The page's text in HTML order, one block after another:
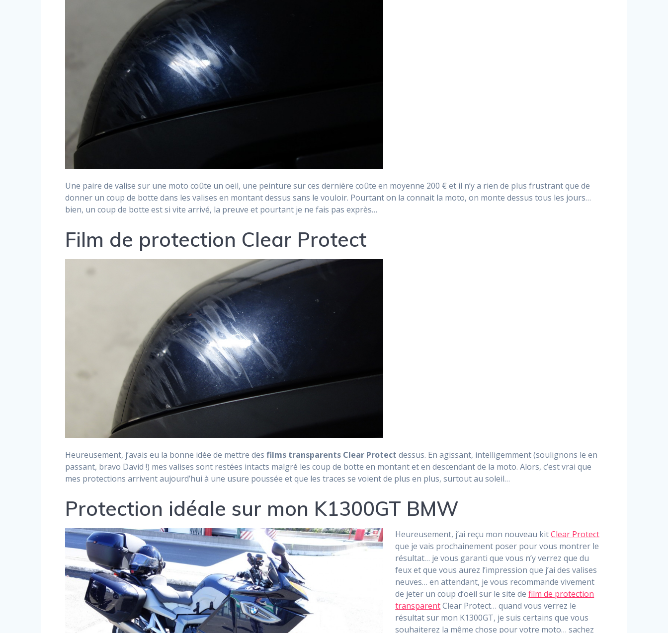
Une paire de valise sur une moto coûte un oeil, une peinture sur ces dernière coûte en moyenne 200 € et il n’y a rien de plus frustrant que de
donner un coup de botte dans les valises en montant dessus sans le vouloir. Pourtant on la connait la moto, on monte dessus tous les jours…
bien, un coup de botte est si vite arrivé, la preuve et pourtant je ne fais pas exprès…
Film de protection Clear Protect
Heureusement, j’avais eu la bonne idée de mettre desfilms transparents Clear Protect dessus. En agissant, intelligemment (soulignons le en
passant, bravo David !) mes valises sont restées intacts malgré les coup de botte en montant et en descendant de la moto. Alors, c’est vrai que
mes protections arrivent aujourd’hui à une usure poussée et que les traces se voient de plus en plus, surtout au soleil…
Protection idéale sur mon K1300GT BMW
Heureusement, j’ai reçu mon nouveau kitClear Protect
que je vais prochainement poser pour vous montrer le
résultat… je vous garanti que vous n’y verrez que du
feux et que vous aurez l’impression que j’ai des valises
neuves… en attendant, je vous recommande vivement
de jeter un coup d’oeil sur le site defilm de protection
transparentClear Protect… quand vous verrez le
résultat sur mon K1300GT, je suis certains que vous
souhaiterez la même chose pour votre moto… sachez